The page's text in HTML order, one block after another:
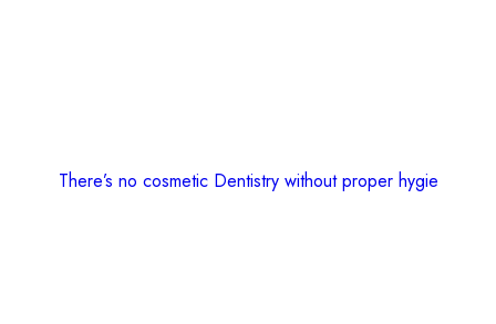
There’s no cosmetic Dentistry without proper hygie